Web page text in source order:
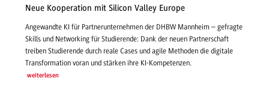
Neue Kooperation mit Silicon Valley Europe
Angewandte KI für Partnerunternehmen der DHBW Mannheim – gefragte
Skills und Networking für Studierende: Dank der neuen Partnerschaft
treiben Studierende durch reale Cases und agile Methoden die digitale
Transformation voran und stärken ihre KI-Kompetenzen.
weiterlesen